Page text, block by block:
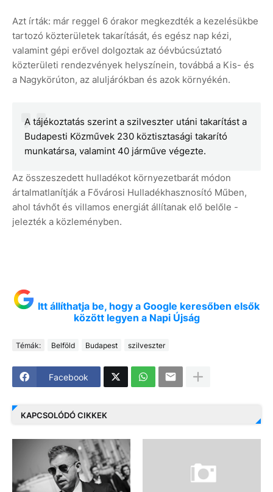
Azt írták: már reggel 6 órakor megkezdték a kezelésükbe
tartozó közterületek takarítását, és egész nap kézi,
valamint gépi erővel dolgoztak az óévbúcsúztató
közterületi rendezvények helyszínein, továbbá a Kis- és
a Nagykörúton, az aluljárókban és azok környékén.
A tájékoztatás szerint a szilveszter utáni takarítást a
Budapesti Közművek 230 köztisztasági takarító
munkatársa, valamint 40 járműve végezte.
Az összeszedett hulladékot környezetbarát módon
ártalmatlanítják a Fővárosi Hulladékhasznosító Műben,
ahol távhőt és villamos energiát állítanak elő belőle -
jelezték a közleményben.
Itt állíthatja be, hogy a Google keresőben elsők
között legyen a Napi Újság
Témák: Belföld Budapest szilveszter
Facebook
KAPCSOLÓDÓ CIKKEK